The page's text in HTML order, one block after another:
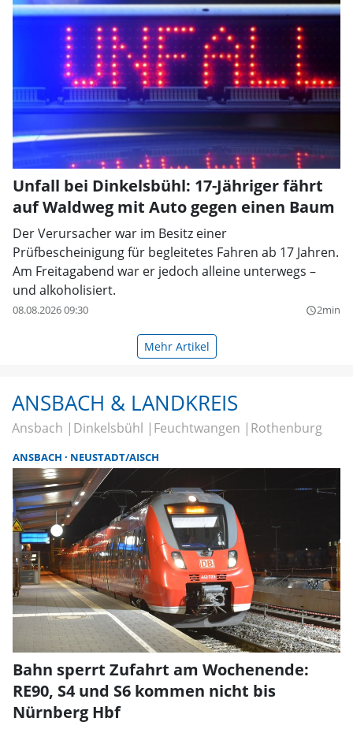
Unfall bei Dinkelsbühl: 17-Jähriger fährt
auf Waldweg mit Auto gegen einen Baum
Der Verursacher war im Besitz einer
Prüfbescheinigung für begleitetes Fahren ab 17 Jahren.
Am Freitagabend war er jedoch alleine unterwegs –
und alkoholisiert.
08.08.2026 09:30 query_builder2min
Mehr Artikel
ANSBACH & LANDKREIS
Ansbach Dinkelsbühl Feuchtwangen Rothenburg
ANSBACH NEUSTADT/AISCH
Bahn sperrt Zufahrt am Wochenende:
RE90, S4 und S6 kommen nicht bis
Nürnberg Hbf